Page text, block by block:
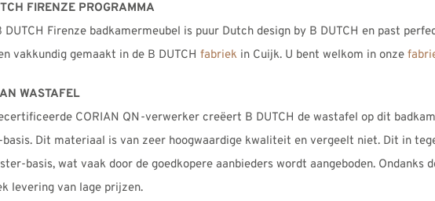
FIRENZE PROGRAMMA
DUTCH Firenze badkamermeubel is puur Dutch design by B DUTCH en past
vakkundig gemaakt in de B DUTCH fabriek in Cuijk. U bent welkom in onze
WASTAFEL
CORIAN QN-verwerker creëert B DUTCH de wastafel op dit
Dit materiaal is van zeer hoogwaardige kwaliteit en vergeelt niet. Dit in
basis, wat vaak door de goedkopere aanbieders wordt aangeboden.
levering van lage prijzen.